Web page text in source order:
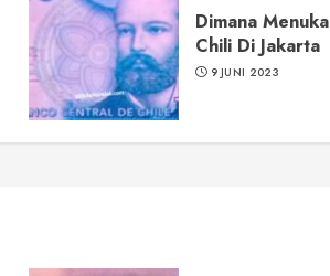
Dimana
Chili Di Jakarta
9 JUNI 2023